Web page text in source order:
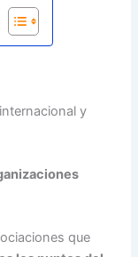
y
que